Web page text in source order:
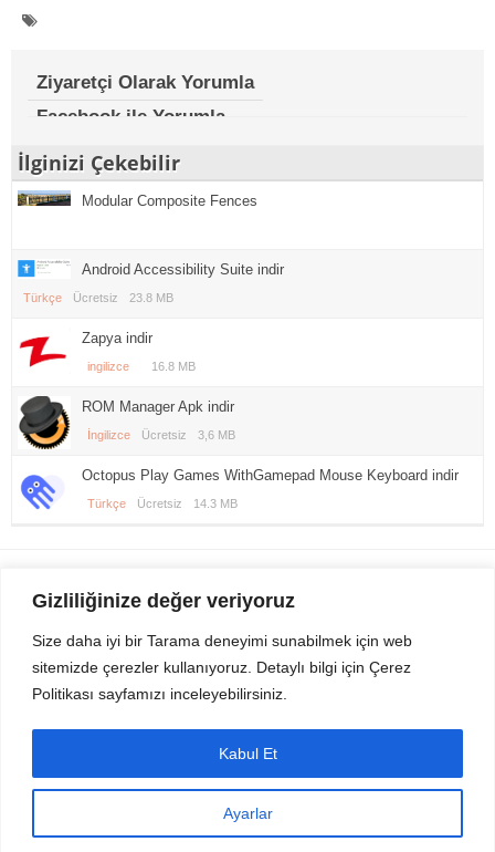
Gizliliğinize değer veriyoruz
Size daha iyi bir Tarama deneyimi sunabilmek için web
sitemizde çerezler kullanıyoruz. Detaylı bilgi için Çerez
Politikası sayfamızı inceleyebilirsiniz.
Ayarlar
Kabul Et
Ziyaretçi Olarak Yorumla
Facebook ile Yorumla
İlginizi Çekebilir
Modular Composite Fences
Android Accessibility Suite indir
Türkçe Ücretsiz 23.8 MB
Zapya indir
ingilizce 16.8 MB
ROM Manager Apk indir
İngilizce Ücretsiz 3,6 MB
Octopus Play Games WithGamepad Mouse Keyboard indir
Türkçe Ücretsiz 14.3 MB
Sitemizden Son sürüm Program, Android Uygulama, Android Oyun, Apk
Dosyalarını indirip güvenle bilgisayar ve cep telefonlarınızda kullanabilirsiniz.
Masaüstü Görünüm